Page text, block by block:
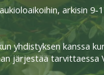
arkisin
yhdistyksen kanssa
järjestää tarvittaessa